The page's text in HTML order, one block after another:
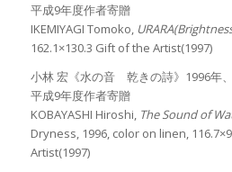
平成9年度作者寄贈
IKEMIYAGI Tomoko,
162.1×130.3 Gift of the Artist(1997)
小林 宏《水の音 乾きの詩》1996年
平成9年度作者寄贈
KOBAYASHI Hiroshi, The Sound of
Dryness, 1996, color on linen,
Artist(1997)